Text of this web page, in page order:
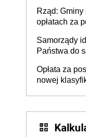
Rząd:
opłatach za
Samorządy
Państwa do
Opłata za
nowej